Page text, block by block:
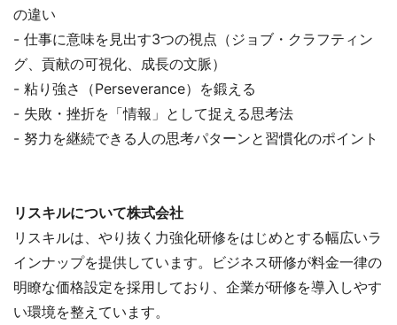
の違い
- 仕事に意味を見出す3つの視点（ジョブ・クラフティン
グ、貢献の可視化、成長の文脈）
- 粘り強さ（Perseverance）を鍛える
- 失敗・挫折を「情報」として捉える思考法
- 努力を継続できる人の思考パターンと習慣化のポイント
リスキルについて株式会社
リスキルは、やり抜く力強化研修をはじめとする幅広いラ
インナップを提供しています。ビジネス研修が料金一律の
明瞭な価格設定を採用しており、企業が研修を導入しやす
い環境を整えています。